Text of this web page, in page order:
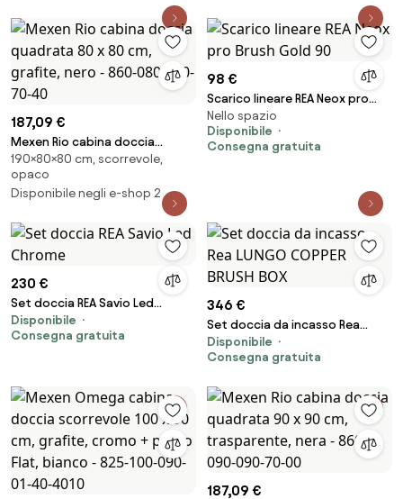
187,09 €
Mexen Rio cabina doccia
quadrata 80 x 80 cm, grafite,
nero - 860-080-080-70-40
190×80×80 cm, scorrevole,
opaco
Disponibile negli e-shop 2
98 €
Scarico lineare REA Neox pro
Brush Gold 90
Nello spazio
Disponibile
Consegna gratuita
230 €
Set doccia REA Savio Led
Chrome
Disponibile
Consegna gratuita
346 €
Set doccia da incasso Rea
Disponibile
Consegna gratuita
187,09 €